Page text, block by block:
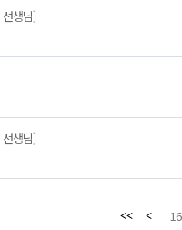
생님]
생님]
16